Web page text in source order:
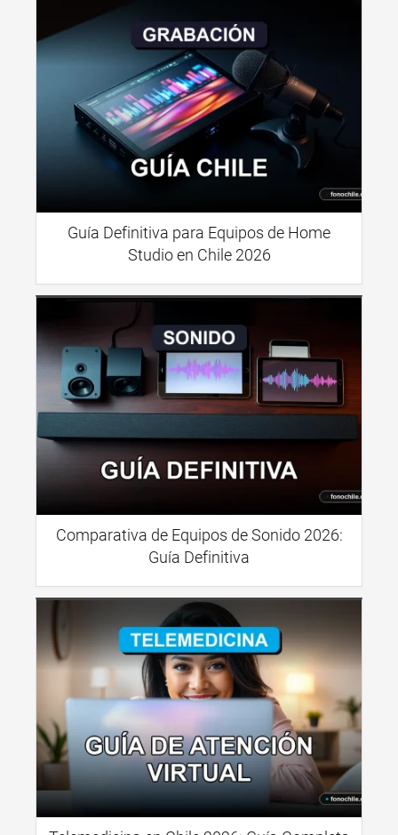
Guía Definitiva para Equipos de Home
Studio en Chile 2026
Comparativa de Equipos de Sonido 2026:
Guía Definitiva